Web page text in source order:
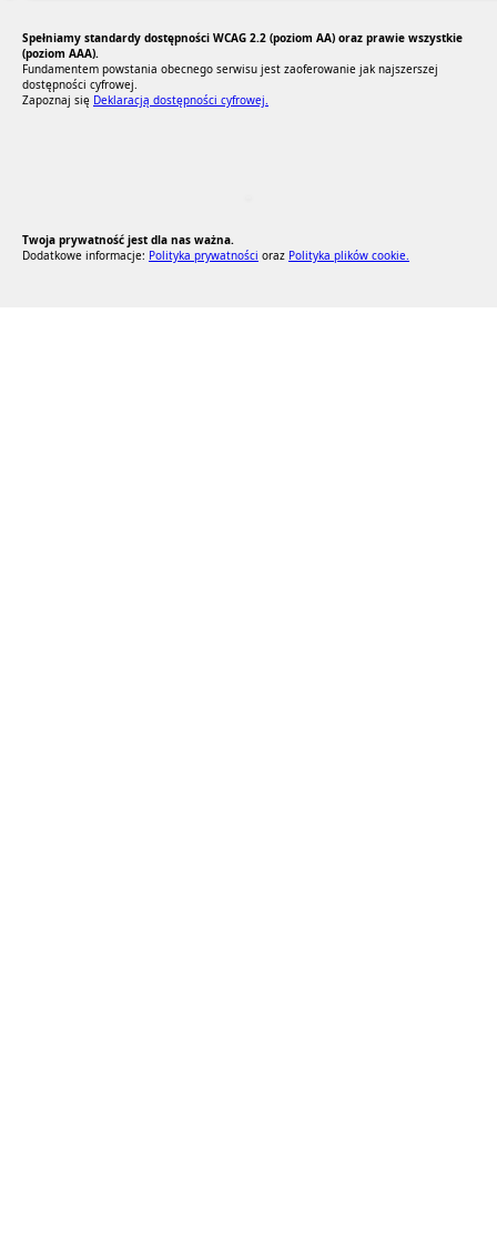
Spełniamy standardy dostępności WCAG 2.2 (poziom AA) oraz prawie wszystkie
(poziom AAA).
Fundamentem powstania obecnego serwisu jest zaoferowanie jak najszerszej
dostępności cyfrowej.
Zapoznaj się Deklaracją dostępności cyfrowej.
Twoja prywatność jest dla nas ważna.
Dodatkowe informacje: Polityka prywatności oraz Polityka plików cookie.